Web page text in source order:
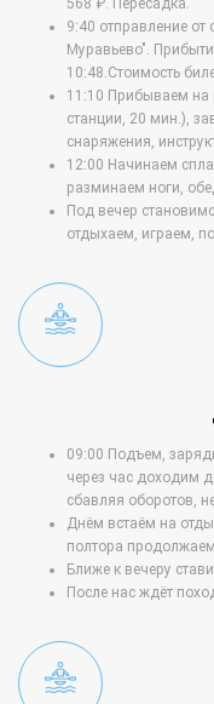
9:40 отправление от
Муравьево".
10:48.Стоимость
11:10 Прибываем на
станции, 20 мин.),
снаряжения,
12:00 Начинаем
разминаем ноги,
Под вечер
отдыхаем, играем,
09:00 Подъем,
через час доходим
сбавляя оборотов,
Днём встаём на
полтора
Ближе к вечеру
После нас ждёт